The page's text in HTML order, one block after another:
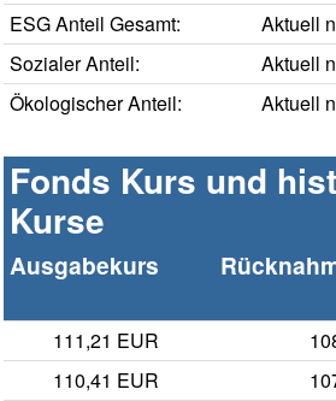
ESG Anteil Gesamt:
Aktuell
Sozialer Anteil:
Aktuell
Ökologischer Anteil:
Aktuell
Fonds Kurs und
Kurse
Ausgabekurs
111,21 EUR
110,41 EUR